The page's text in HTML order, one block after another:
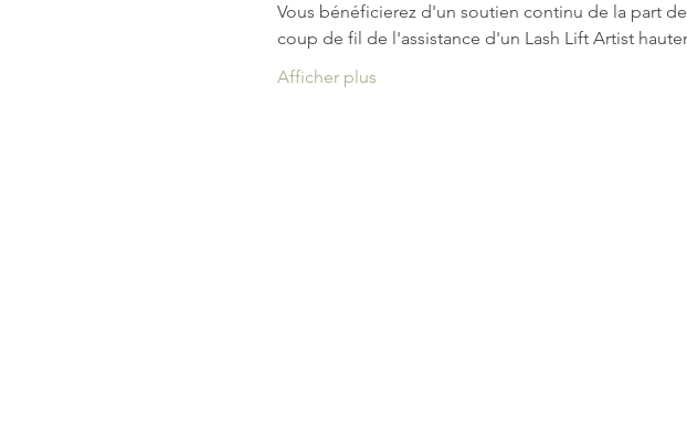
Vous bénéficierez d'un soutien continu de la part
coup de fil de l'assistance d'un Lash Lift Artist
Afficher plus